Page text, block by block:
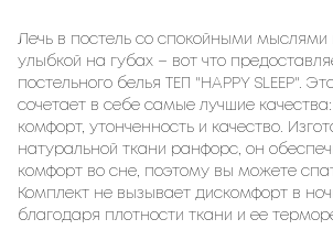
Лечь в постель со спокойными мыслями
улыбкой на губах – вот что
постельного белья ТЕП "HAPPY SLEEP".
сочетает в себе самые лучшие качества:
комфорт, утонченность и качество.
натуральной ткани ранфорс, он
комфорт во сне, поэтому вы можете
Комплект не вызывает дискомфорт в
благодаря плотности ткани и ее